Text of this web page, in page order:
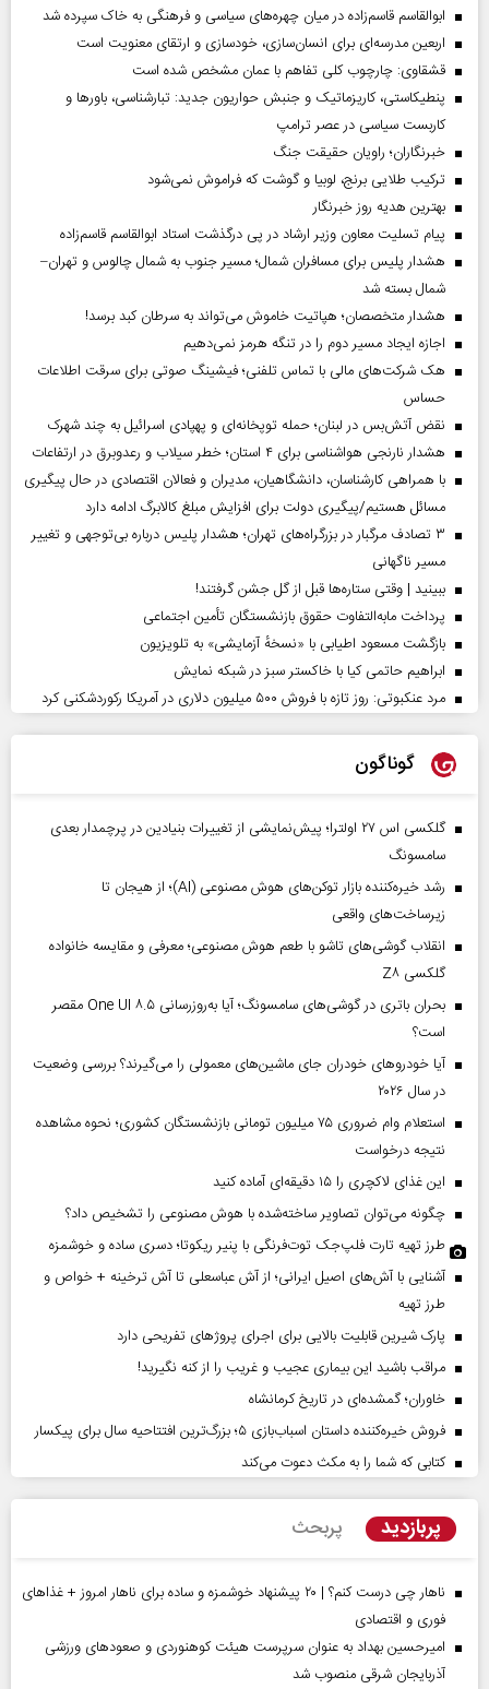
ابوالقاسم قاسم‌زاده در میان چهره‌های سیاسی و فرهنگی به خاک سپرده شد
اربعین مدرسه‌ای برای انسان‌سازی، خودسازی و ارتقای معنویت است
قشقاوی: چارچوب کلی تفاهم با عمان مشخص شده است
پنطیکاستی، کاریزماتیک و جنبش حواریون جدید: تبارشناسی، باور‌ها و
کاربست سیاسی در عصر ترامپ
خبرنگاران؛ راویان حقیقت جنگ
ترکیب طلایی برنج، لوبیا و گوشت که فراموش نمی‌شود
بهترین هدیه روز خبرنگار
پیام تسلیت معاون وزیر ارشاد در پی درگذشت استاد ابوالقاسم قاسم‌زاده
هشدار پلیس برای مسافران شمال؛ مسیر جنوب به شمال چالوس و تهران–
شمال بسته شد
هشدار متخصصان؛ هپاتیت خاموش می‌تواند به سرطان کبد برسد!
اجازه ایجاد مسیر دوم را در تنگه هرمز نمی‌دهیم
هک شرکت‌های مالی با تماس تلفنی؛ فیشینگ صوتی برای سرقت اطلاعات
حساس
نقض آتش‌بس در لبنان؛ حمله توپخانه‌ای و پهپادی اسرائیل به چند شهرک
هشدار نارنجی هواشناسی برای ۴ استان؛ خطر سیلاب و رعدوبرق در ارتفاعات
با همراهی کارشناسان، دانشگاهیان، مدیران و فعالان اقتصادی در حال پیگیری
مسائل هستیم/پیگیری دولت برای افزایش مبلغ کالابرگ ادامه دارد
۳ تصادف مرگبار در بزرگراه‌های تهران؛ هشدار پلیس درباره بی‌توجهی و تغییر
مسیر ناگهانی
ببینید | وقتی ستاره‌ها قبل از گل جشن گرفتند!
پرداخت مابه‌التفاوت حقوق بازنشستگان تأمین اجتماعی
بازگشت مسعود اطیابی با «نسخهٔ آزمایشی» به تلویزیون
ابراهیم حاتمی کیا با خاکستر سبز در شبکه نمایش
مرد عنکبوتی: روز تازه با فروش ۵۰۰ میلیون دلاری در آمریکا رکوردشکنی کرد
گوناگون
گلکسی اس ۲۷ اولترا؛ پیش‌نمایشی از تغییرات بنیادین در پرچمدار بعدی
سامسونگ
رشد خیره‌کننده بازار توکن‌های هوش مصنوعی (AI)؛ از هیجان تا
زیرساخت‌های واقعی
انقلاب گوشی‌های تاشو‌ با طعم هوش مصنوعی؛ معرفی و مقایسه خانواده
گلکسی Z۸
بحران باتری در گوشی‌های سامسونگ؛ آیا به‌روزرسانی One UI ۸.۵ مقصر
است؟
آیا خودروهای خودران جای ماشین‌های معمولی را می‌گیرند؟ بررسی وضعیت
در سال ۲۰۲۶
استعلام وام ضروری ۷۵ میلیون تومانی بازنشستگان کشوری؛ نحوه مشاهده
نتیجه درخواست
این غذای لاکچری را ۱۵ دقیقه‌ای آماده کنید
چگونه می‌توان تصاویر ساخته‌شده با هوش مصنوعی را تشخیص داد؟
طرز تهیه تارت فلپ‌جک توت‌فرنگی با پنیر ریکوتا؛ دسری ساده و خوشمزه
آشنایی با آش‌های اصیل ایرانی؛ از آش عباسعلی تا آش ترخینه + خواص و
طرز تهیه
پارک شیرین قابلیت‌ بالایی برای اجرای پروژهای تفریحی دارد
مراقب باشید این بیماری عجیب و غریب را از کنه نگیرید!
خاوران؛ گمشده‌ای در تاریخ کرمانشاه
فروش خیره‌کننده داستان اسباب‌بازی ۵؛ بزرگ‌ترین افتتاحیه سال برای پیکسار
کتابی که شما را به مکث دعوت می‌کند
پربازدید پربحث
ناهار چی درست کنم؟ | ۲۰ پیشنهاد خوشمزه و ساده برای ناهار امروز + غذاهای
فوری و اقتصادی
امیرحسین بهداد به عنوان سرپرست هیئت کوهنوردی و صعودهای ورزشی
آذربایجان شرقی منصوب شد